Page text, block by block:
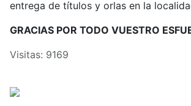
entrega de títulos y orlas en la
GRACIAS POR TODO VUESTRO
Visitas: 9169